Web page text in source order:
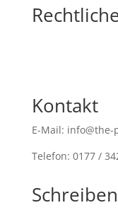
Kontakt
E-Mail: info@the-
Telefon: 0177 /